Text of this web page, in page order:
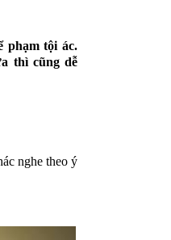
tội ác.
thì cũng dễ
nghe theo ý